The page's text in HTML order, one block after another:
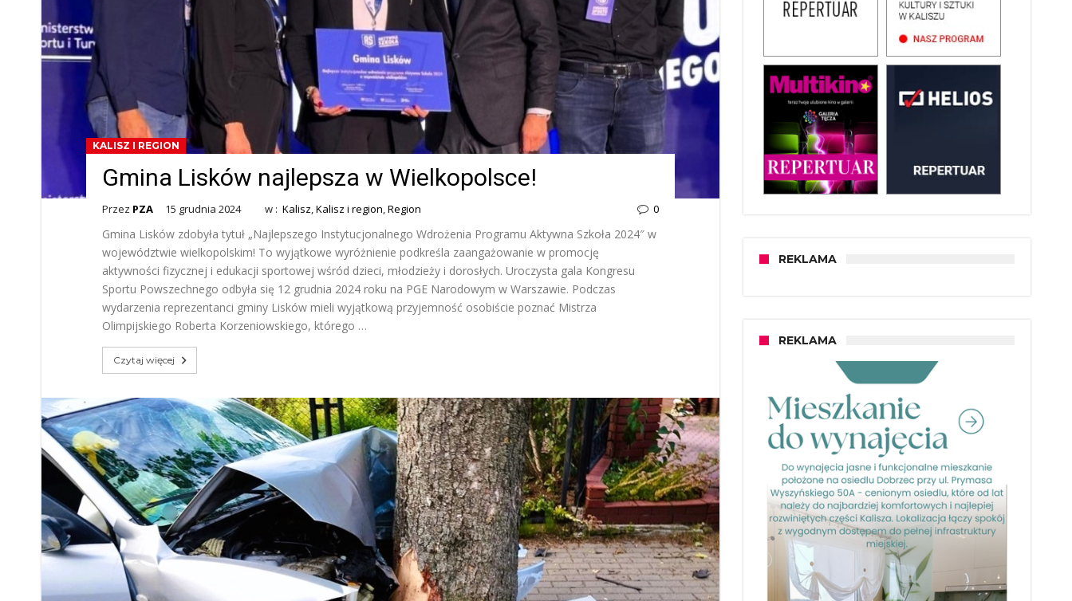
KALISZ I REGION
Gmina Lisków najlepsza w Wielkopolsce!
Przez PZA 15 grudnia 2024 w : Kalisz,Kalisz i region,Region 0
Gmina Lisków zdobyła tytuł „Najlepszego Instytucjonalnego Wdrożenia Programu Aktywna Szkoła 2024″ w
województwie wielkopolskim! To wyjątkowe wyróżnienie podkreśla zaangażowanie w promocję
aktywności fizycznej i edukacji sportowej wśród dzieci, młodzieży i dorosłych. Uroczysta gala Kongresu
Sportu Powszechnego odbyła się 12 grudnia 2024 roku na PGE Narodowym w Warszawie. Podczas
wydarzenia reprezentanci gminy Lisków mieli wyjątkową przyjemność osobiście poznać Mistrza
Olimpijskiego Roberta Korzeniowskiego, którego …
Czytaj więcej
REKLAMA
REKLAMA